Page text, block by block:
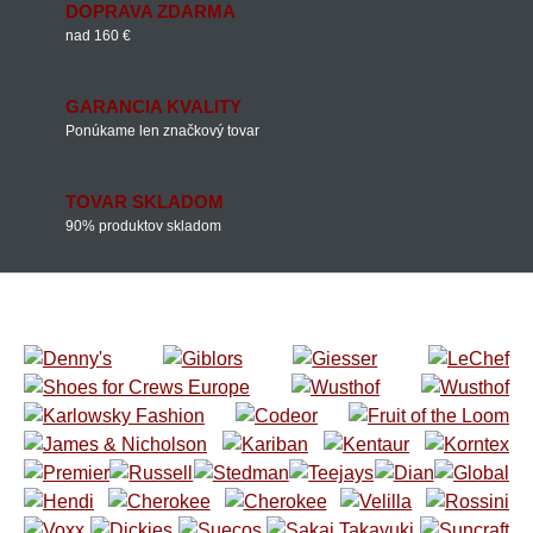
DOPRAVA ZDARMA
nad 160 €
GARANCIA KVALITY
Ponúkame len značkový tovar
TOVAR SKLADOM
90% produktov skladom